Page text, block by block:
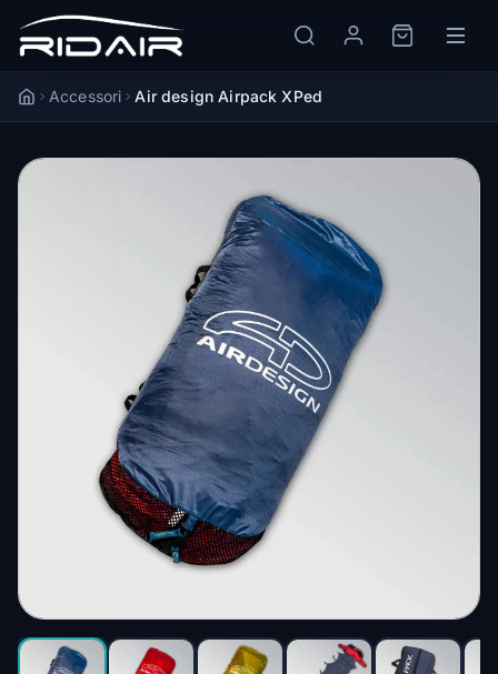
AccueilAccessori Air design Airpack XPed